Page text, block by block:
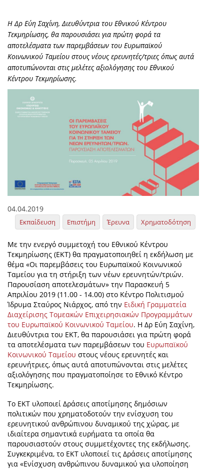
Η Δρ Εύη Σαχίνη, Διευθύντρια του Εθνικού Κέντρου
Τεκμηρίωσης, θα παρουσιάσει για πρώτη φορά τα
αποτελέσματα των παρεμβάσεων του Ευρωπαϊκού
Κοινωνικού Ταμείου στους νέους ερευνητές/τριες όπως αυτά
αποτυπώνονται στις μελέτες αξιολόγησης του Εθνικού
Κέντρου Τεκμηρίωσης.
04.04.2019
Εκπαίδευση Επιστήμη Έρευνα Χρηματοδότηση
Με την ενεργό συμμετοχή του Εθνικού Κέντρου
Τεκμηρίωσης (ΕΚΤ) θα πραγματοποιηθεί η εκδήλωση με
θέμα «Οι παρεμβάσεις του Ευρωπαϊκού Κοινωνικού
Ταμείου για τη στήριξη των νέων ερευνητών/τριών.
Παρουσίαση αποτελεσμάτων» την Παρασκευή 5
Απριλίου 2019 (11.00 - 14.00) στο Κέντρο Πολιτισμού
Ίδρυμα Σταύρος Νιάρχος, από την Ειδική Γραμματεία
Διαχείρισης Τομεακών Επιχειρησιακών Προγραμμάτων
του Ευρωπαϊκού Κοινωνικού Ταμείου. Η Δρ Εύη Σαχίνη,
Διευθύντρια του ΕΚΤ, θα παρουσιάσει για πρώτη φορά
τα αποτελέσματα των παρεμβάσεων του Ευρωπαϊκού
Κοινωνικού Ταμείου στους νέους ερευνητές και
ερευνήτριες, όπως αυτά αποτυπώνονται στις μελέτες
αξιολόγησης που πραγματοποίησε το Εθνικό Κέντρο
Τεκμηρίωσης.
Το ΕΚΤ υλοποιεί Δράσεις αποτίμησης δημόσιων
πολιτικών που χρηματοδοτούν την ενίσχυση του
ερευνητικού ανθρώπινου δυναμικού της χώρας, με
ιδιαίτερα σημαντικά ευρήματα τα οποία θα
παρουσιαστούν στους συμμετέχοντες της εκδήλωσης.
Συγκεκριμένα, το ΕΚΤ υλοποιεί τις Δράσεις αποτίμησης
για «Ενίσχυση ανθρώπινου δυναμικού για υλοποίηση